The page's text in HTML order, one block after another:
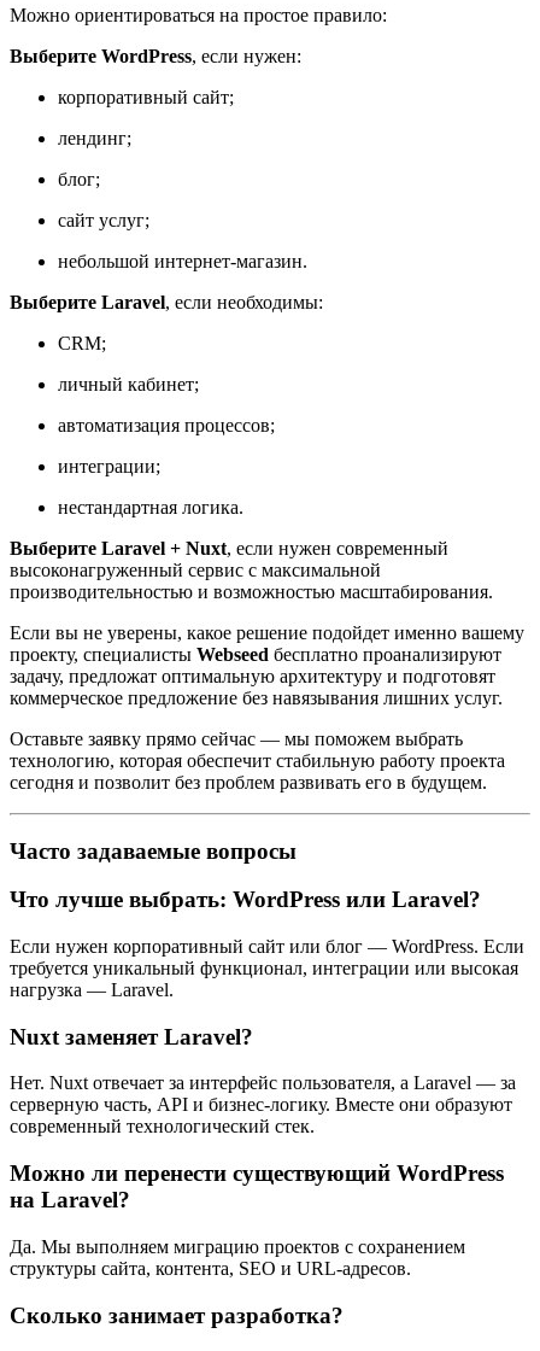
Можно ориентироваться на простое правило:
Выберите WordPress, если нужен:
корпоративный сайт;
лендинг;
блог;
сайт услуг;
небольшой интернет-магазин.
Выберите Laravel, если необходимы:
CRM;
личный кабинет;
автоматизация процессов;
интеграции;
нестандартная логика.
Выберите Laravel + Nuxt, если нужен современный
высоконагруженный сервис с максимальной
производительностью и возможностью масштабирования.
Если вы не уверены, какое решение подойдет именно вашему
проекту, специалисты Webseed бесплатно проанализируют
задачу, предложат оптимальную архитектуру и подготовят
коммерческое предложение без навязывания лишних услуг.
Оставьте заявку прямо сейчас — мы поможем выбрать
технологию, которая обеспечит стабильную работу проекта
сегодня и позволит без проблем развивать его в будущем.
Часто задаваемые вопросы
Что лучше выбрать: WordPress или Laravel?
Если нужен корпоративный сайт или блог — WordPress. Если
требуется уникальный функционал, интеграции или высокая
нагрузка — Laravel.
Nuxt заменяет Laravel?
Нет. Nuxt отвечает за интерфейс пользователя, а Laravel — за
серверную часть, API и бизнес-логику. Вместе они образуют
современный технологический стек.
Можно ли перенести существующий WordPress
на Laravel?
Да. Мы выполняем миграцию проектов с сохранением
структуры сайта, контента, SEO и URL-адресов.
Сколько занимает разработка?